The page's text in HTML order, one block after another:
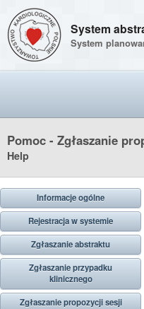
System
System
Pomoc - Zgłaszanie
Help
Informacje ogólne
Rejestracja w systemie
Zgłaszanie abstraktu
Zgłaszanie przypadku
klinicznego
Zgłaszanie propozycji sesji